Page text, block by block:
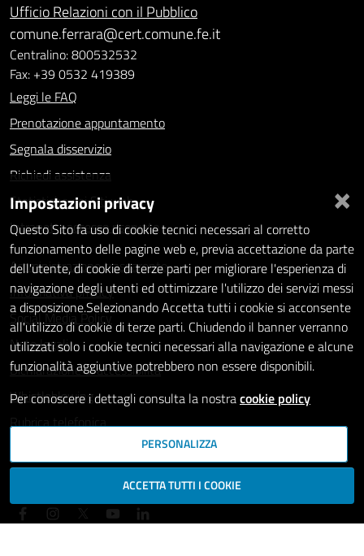
Ufficio Relazioni con il Pubblico
comune.ferrara@cert.comune.fe.it
Centralino: 800532532
Fax: +39 0532 419389
Leggi le FAQ
Prenotazione appuntamento
Segnala disservizio
Richiedi assistenza
Statistiche dei Siti web
Intranet - accesso riservato
Amministrazione trasparente
Informativa privacy
Social Media Policy
Note legali
Dichiarazione di accessibilità
Whistleblowing
Rubrica telefonica
SEGUICI SU
×
Impostazioni privacy
Questo Sito fa uso di cookie tecnici necessari al corretto
funzionamento delle pagine web e, previa accettazione da parte
dell'utente, di cookie di terze parti per migliorare l'esperienza di
navigazione degli utenti ed ottimizzare l'utilizzo dei servizi messi
a disposizione.Selezionando Accetta tutti i cookie si acconsente
all'utilizzo di cookie di terze parti. Chiudendo il banner verranno
utilizzati solo i cookie tecnici necessari alla navigazione e alcune
funzionalità aggiuntive potrebbero non essere disponibili.
Per conoscere i dettagli consulta la nostracookie policy
PERSONALIZZA
ACCETTA TUTTI I COOKIE